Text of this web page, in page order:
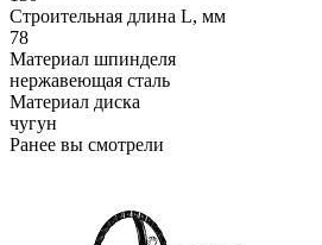
Строительная длина L, мм
78
Материал шпинделя
нержавеющая сталь
Материал диска
чугун
Ранее вы смотрели